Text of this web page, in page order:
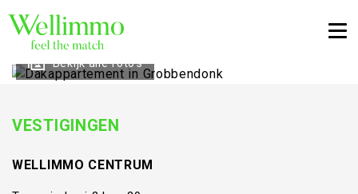
Bekijk alle foto's
VESTIGINGEN
WELLIMMO CENTRUM